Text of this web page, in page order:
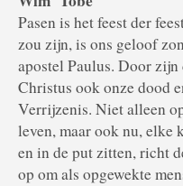
Pasen is het feest der
zou zijn, is ons geloof
apostel Paulus. Door
Christus ook onze dood
Verrijzenis. Niet alleen
leven, maar ook nu, elke
en in de put zitten, richt
op om als opgewekte